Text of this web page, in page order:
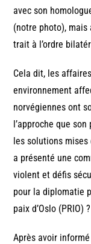
avec son
(notre photo),
trait à l’ordre
Cela dit, les
environnement
norvégiennes ont
l’approche que
les solutions mises
a présenté une
violent et défis
pour la diplomatie
paix d’Oslo (PRIO) ?
Après avoir